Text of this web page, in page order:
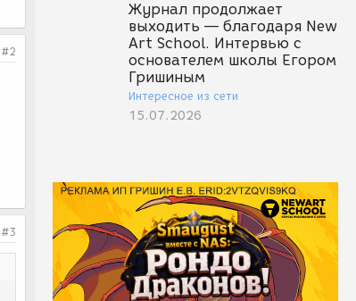
Журнал продолжает
выходить — благодаря New
Art School. Интервью с
основателем школы Егором
Гришиным
Интересное из сети
15.07.2026
#2
#3